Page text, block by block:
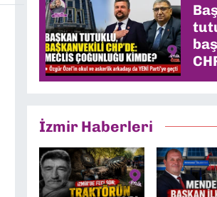
İzmir Haberleri